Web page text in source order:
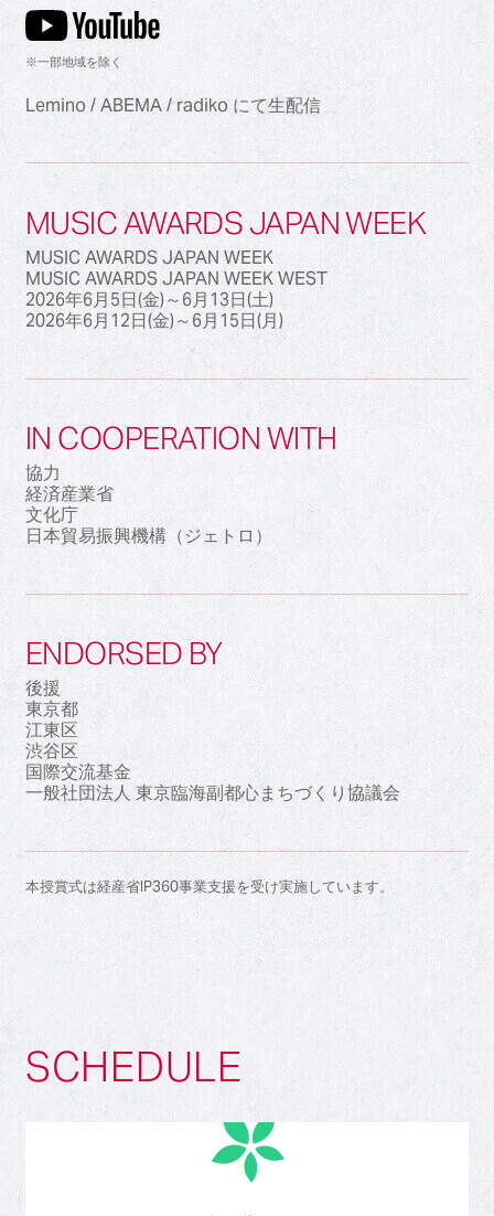
※一部地域を除く
Lemino / ABEMA / radiko にて生配信
MUSIC AWARDS JAPAN WEEK
MUSIC AWARDS JAPAN WEEK
MUSIC AWARDS JAPAN WEEK WEST
2026年6月5日(金)～6月13日(土)
2026年6月12日(金)～6月15日(月)
IN COOPERATION WITH
協力
経済産業省
文化庁
日本貿易振興機構（ジェトロ）
ENDORSED BY
後援
東京都
江東区
渋谷区
国際交流基金
一般社団法人 東京臨海副都心まちづくり協議会
本授賞式は経産省IP360事業支援を受け実施しています。
SCHEDULE